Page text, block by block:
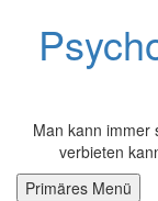
springen
Man kann immer
verbieten
Primäres Menü